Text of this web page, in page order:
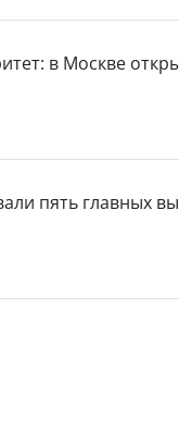
в Москве
пять главных